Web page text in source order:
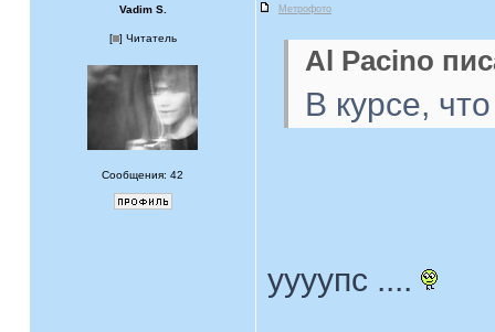
Vadim S. Метрофото
[ ] Читатель
Сообщения: 42
Al Pacino
В курсе,
уууупс ....